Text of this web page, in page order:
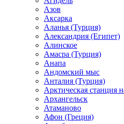
Азов
Аксарка
Аланья (Турция)
Александрия (Египет)
Алинское
Амасра (Турция)
Анапа
Андомский мыс
Анталия (Турция)
Арктическая станция
Архангельск
Атаманово
Афон (Греция)